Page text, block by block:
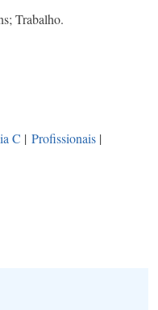
Trabalho.
C | Profissionais |